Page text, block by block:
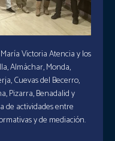
Victoria Atencia y los
Almáchar, Monda,
Cuevas del Becerro,
Pizarra, Benadalid y
de actividades entre
y de mediación.